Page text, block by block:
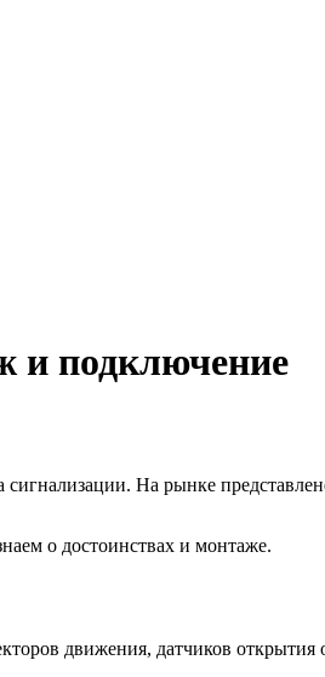
и подключение
На рынке
о достоинствах и монтаже.
движения, датчиков